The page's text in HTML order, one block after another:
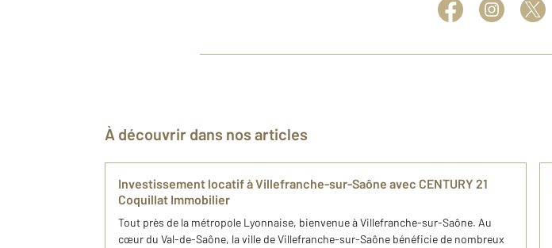
À découvrir dans nos articles
Investissement locatif à Villefranche-sur-Saône avec CENTURY 21
Coquillat Immobilier
Tout près de la métropole Lyonnaise, bienvenue à Villefranche-sur-Saône. Au
cœur du Val-de-Saône, la ville de Villefranche-sur-Saône bénéficie de nombreux